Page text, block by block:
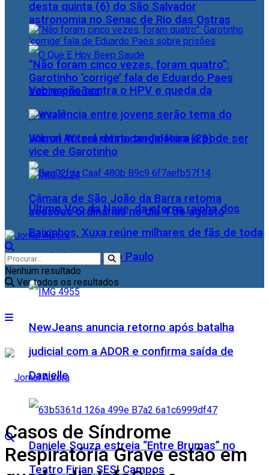
astronomia no Senac de Rio das Ostras
Vacinação contra o HPV e queda da
prevalência entre jovens serão tema do
Jornal Aurora desta terça-feira (28)
Último Voo da Nave, da eterna rainha dos
Baixinhos, Xuxa reúne milhares de fãs de toda
as idades, em São Paulo
NewJeans anuncia retorno após batalha
judicial com a ADOR e confirma saída de
Danielle
Daniele Souza estreia “Entre Brumas” no
Teatro Firjan SESI Campos
desta quinta (6) do São Salvador
“Não foram cinco vezes, foram quatro”:
Garotinho ‘corrige’ fala de Eduardo Paes
sobre prisões
Wilson Witzel retira candidatura e pode ser
vice de Garotinho
Câmara de São João da Barra retoma
sessões ordinárias no dia 4 de agosto
Nenhum resultado
Ver todos os resultados
Casos de Síndrome
Respiratória Grave estão em